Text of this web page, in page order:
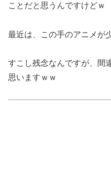
ことだと思うんですけどｗ
最近は、この手のアニメが
すこし残念なんですが、間
思いますｗｗ